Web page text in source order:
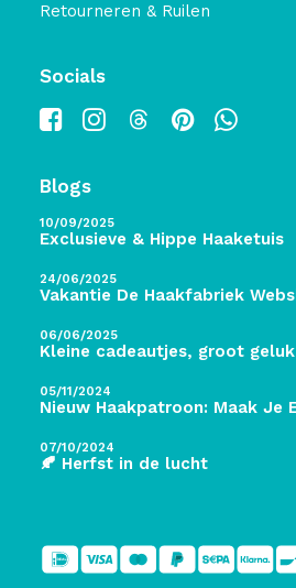
Retourneren & Ruilen
Socials
Blogs
10/09/2025
Exclusieve & Hippe Haaketuis
24/06/2025
Vakantie De Haakfabriek
06/06/2025
Kleine cadeautjes, groot
05/11/2024
Nieuw Haakpatroon: Maak Je
07/10/2024
🍂 Herfst in de lucht